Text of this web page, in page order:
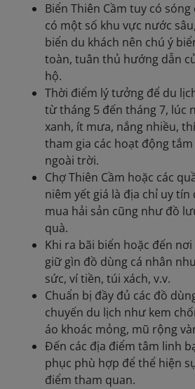
Biển Thiên Cầm tuy có
có một số khu vực nước
biển du khách nên chú ý
toàn, tuân thủ hướng dẫn
hộ.
Thời điểm lý tưởng để du
từ tháng 5 đến tháng 7, lúc
xanh, ít mưa, nắng nhiều,
tham gia các hoạt động
ngoài trời.
Chợ Thiên Cầm hoặc các
niêm yết giá là địa chỉ uy tín
mua hải sản cũng như đồ
quà.
Khi ra bãi biển hoặc đến
giữ gìn đồ dùng cá nhân
sức, ví tiền, túi xách, v.v.
Chuẩn bị đầy đủ các đồ
chuyến du lịch như kem
áo khoác mỏng, mũ rộng
Đến các địa điểm tâm linh
phục phù hợp để thể hiện
điểm tham quan.